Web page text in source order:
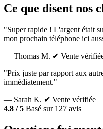
Ce que disent nos
"Super rapide ! L'argent était
mon prochain téléphone ici
— Thomas M. ✔ Vente
"Prix juste par rapport aux
immédiatement."
— Sarah K. ✔ Vente vérifiée
4.8 / 5 Basé sur 127 avis